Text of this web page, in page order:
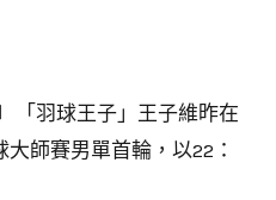
「羽球王子」王子維昨在
師賽男單首輪，以22：